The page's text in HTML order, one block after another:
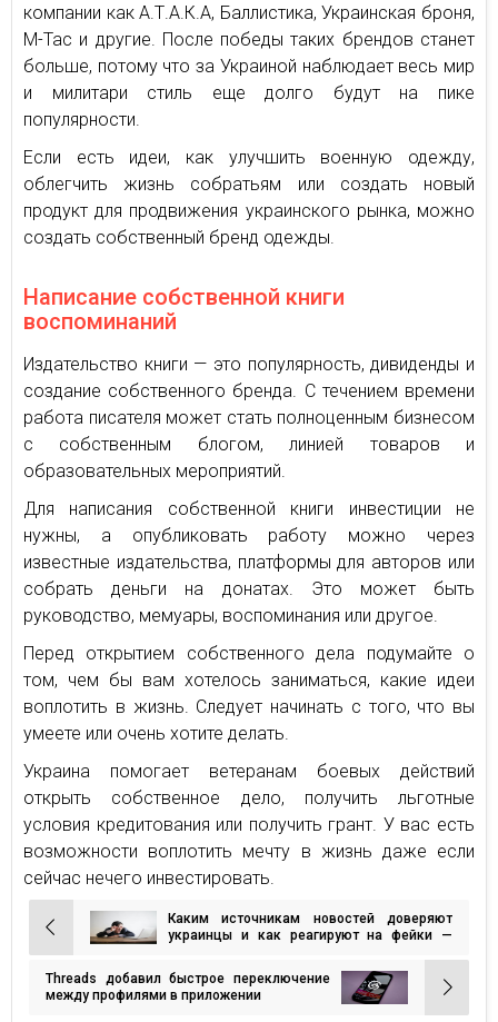
компании как А.Т.А.К.А, Баллистика, Украинская броня,
М-Тас и другие. После победы таких брендов станет
больше, потому что за Украиной наблюдает весь мир
и милитари стиль еще долго будут на пике
популярности.
Если есть идеи, как улучшить военную одежду,
облегчить жизнь собратьям или создать новый
продукт для продвижения украинского рынка, можно
создать собственный бренд одежды.
Написание собственной книги
воспоминаний
Издательство книги — это популярность, дивиденды и
создание собственного бренда. С течением времени
работа писателя может стать полноценным бизнесом
с собственным блогом, линией товаров и
образовательных мероприятий.
Для написания собственной книги инвестиции не
нужны, а опубликовать работу можно через
известные издательства, платформы для авторов или
собрать деньги на донатах. Это может быть
руководство, мемуары, воспоминания или другое.
Перед открытием собственного дела подумайте о
том, чем бы вам хотелось заниматься, какие идеи
воплотить в жизнь. Следует начинать с того, что вы
умеете или очень хотите делать.
Украина помогает ветеранам боевых действий
открыть собственное дело, получить льготные
условия кредитования или получить грант. У вас есть
возможности воплотить мечту в жизнь даже если
сейчас нечего инвестировать.
Навигация
по
записям
Каким источникам новостей доверяют
украинцы и как реагируют на фейки —
Threads добавил быстрое переключение
между профилями в приложении